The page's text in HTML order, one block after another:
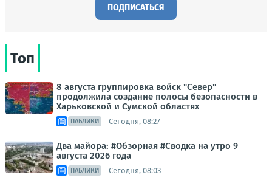
ПОДПИСАТЬСЯ
Топ
8 августа группировка войск "Север"
продолжила создание полосы безопасности в
Харьковской и Сумской областях
ПАБЛИКИ Сегодня, 08:27
Два майора: #Обзорная #Сводка на утро 9
августа 2026 года
ПАБЛИКИ Сегодня, 08:03